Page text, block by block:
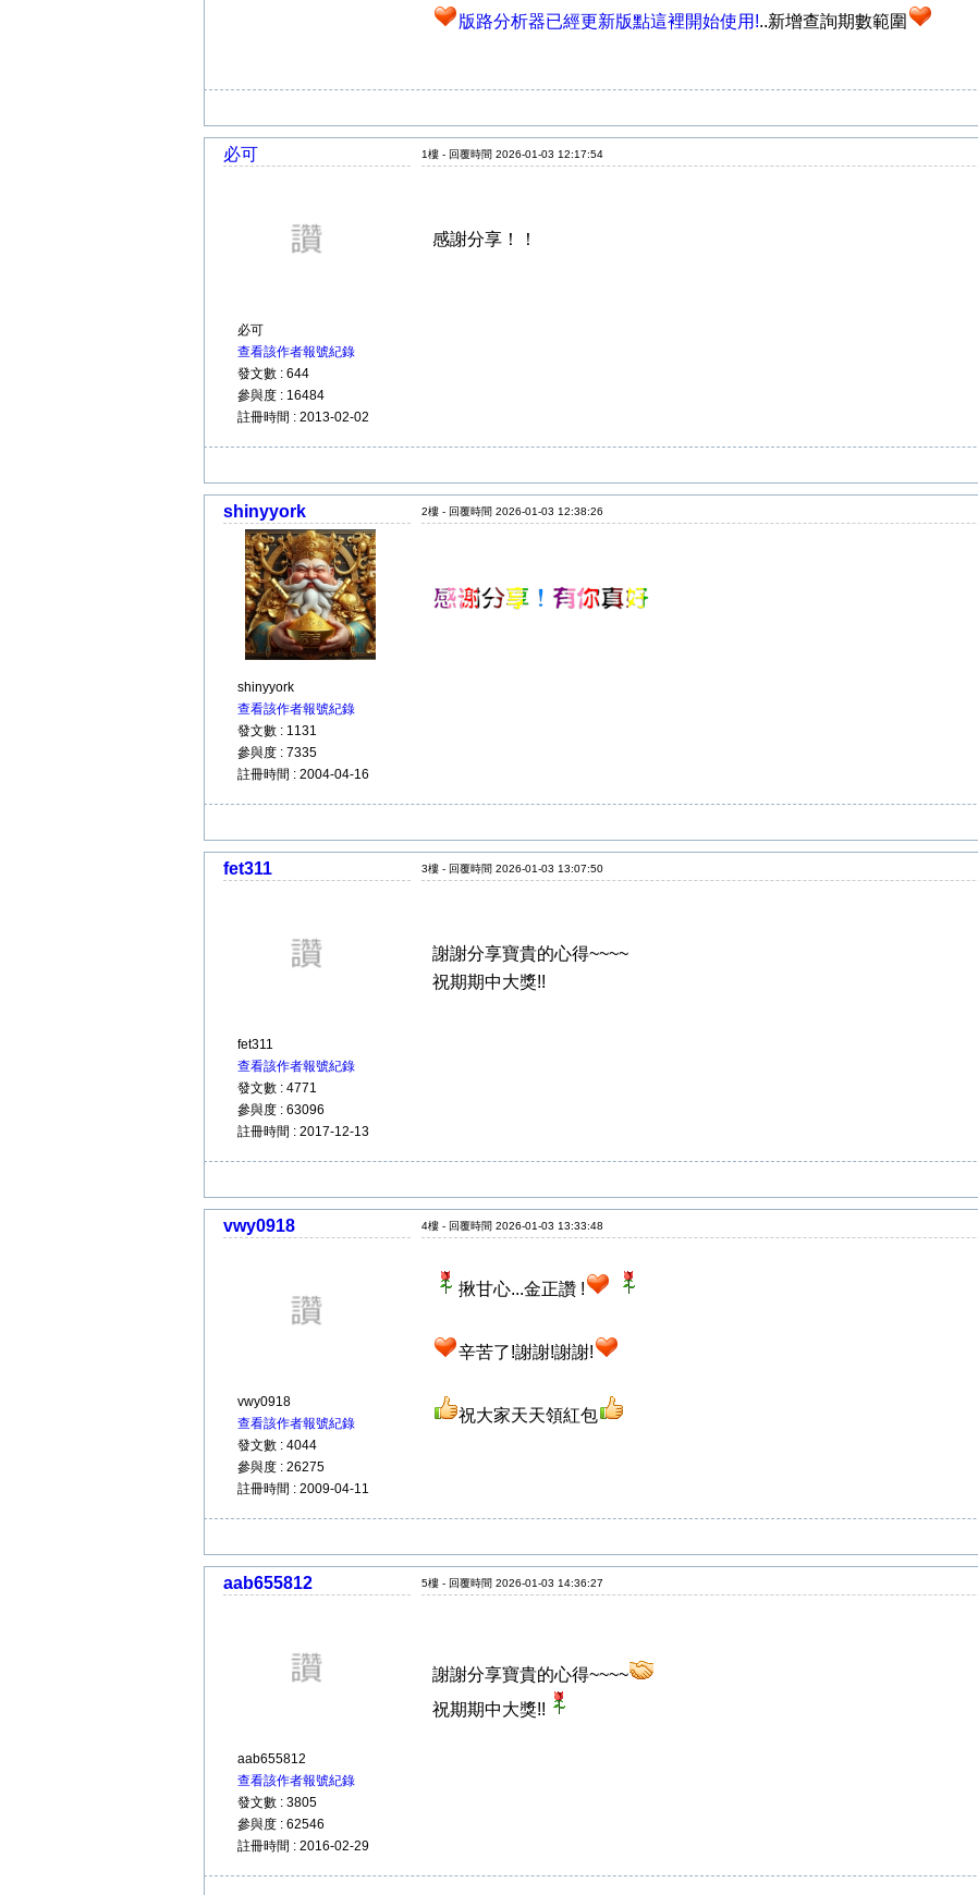
版路分析器已經更新版點這裡開始使用!..新增查詢期數範圍
必可
必可
查看該作者報號紀錄
發文數 : 644
參與度 : 16484
註冊時間 : 2013-02-02
1樓 - 回覆時間 2026-01-03 12:17:54
感謝分享！！
shinyyork
shinyyork
查看該作者報號紀錄
發文數 : 1131
參與度 : 7335
註冊時間 : 2004-04-16
2樓 - 回覆時間 2026-01-03 12:38:26
fet311
fet311
查看該作者報號紀錄
發文數 : 4771
參與度 : 63096
註冊時間 : 2017-12-13
3樓 - 回覆時間 2026-01-03 13:07:50
謝謝分享寶貴的心得~~~~
祝期期中大獎!!
vwy0918
vwy0918
查看該作者報號紀錄
發文數 : 4044
參與度 : 26275
註冊時間 : 2009-04-11
4樓 - 回覆時間 2026-01-03 13:33:48
揪甘心...金正讚 !
辛苦了!謝謝!謝謝!
祝大家天天領紅包
aab655812
aab655812
查看該作者報號紀錄
發文數 : 3805
參與度 : 62546
註冊時間 : 2016-02-29
5樓 - 回覆時間 2026-01-03 14:36:27
謝謝分享寶貴的心得~~~~
祝期期中大獎!!